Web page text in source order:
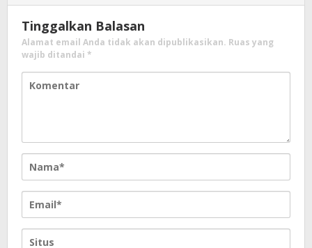
Tinggalkan Balasan
Alamat email Anda tidak akan dipublikasikan. Ruas yang
wajib ditandai *